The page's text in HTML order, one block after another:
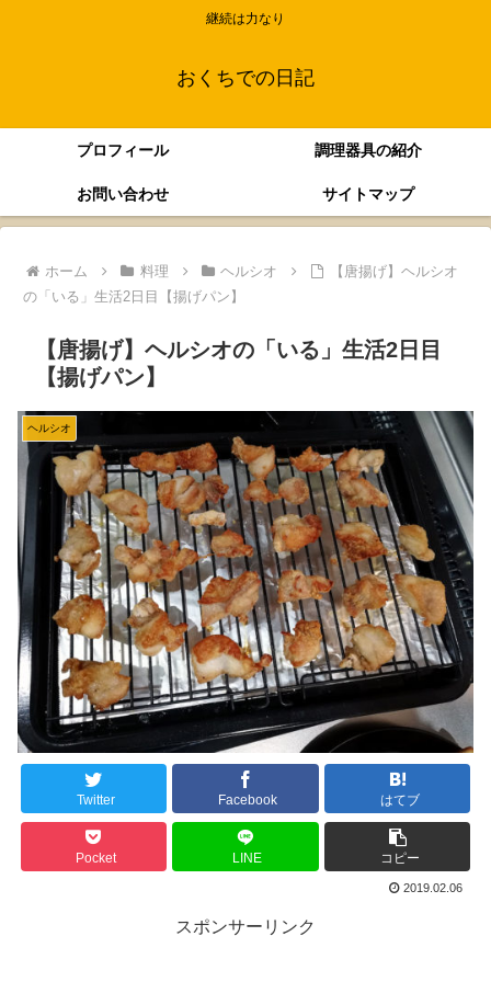
継続は力なり
おくちでの日記
プロフィール 調理器具の紹介
お問い合わせ サイトマップ
ホーム 料理 ヘルシオ
【唐揚げ】ヘルシオ
の「いる」生活2日目【揚げパン】
【唐揚げ】ヘルシオの「いる」生活2日目
【揚げパン】
ヘルシオ
Twitter Facebook はてブ
Pocket LINE コピー
2019.02.06
スポンサーリンク